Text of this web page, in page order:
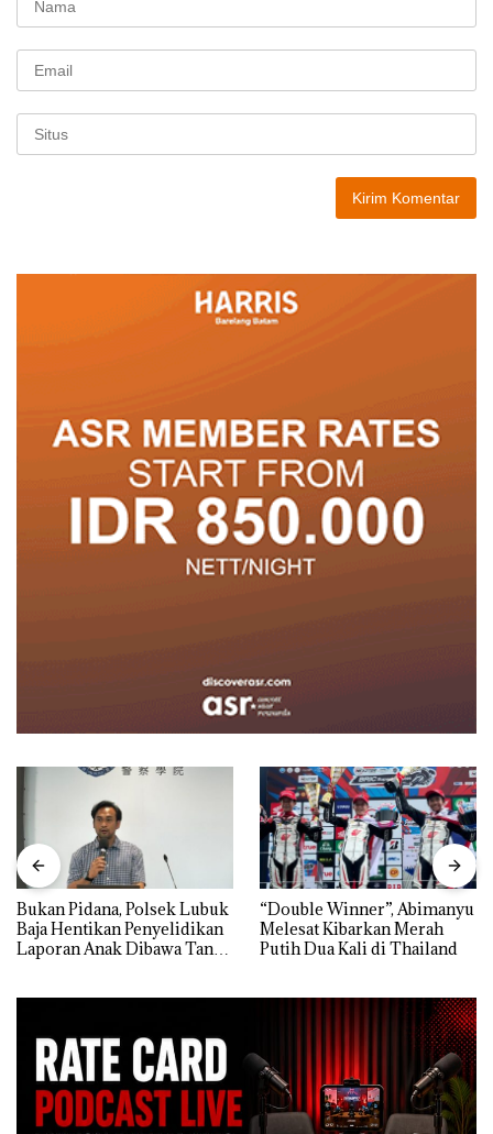
Bukan Pidana, Polsek Lubuk
Baja Hentikan Penyelidikan
Laporan Anak Dibawa Tanpa
“Double Winner”, Abimanyu
Melesat Kibarkan Merah
Putih Dua Kali di Thailand